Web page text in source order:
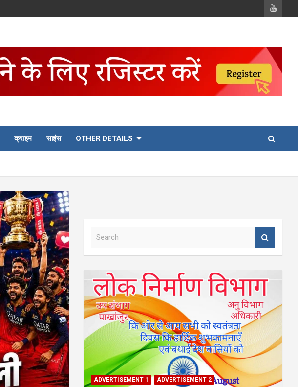
क्राइम साइंस OTHER DETAILS
h
ADVERTISEMENT 1 ADVERTISEMENT 2